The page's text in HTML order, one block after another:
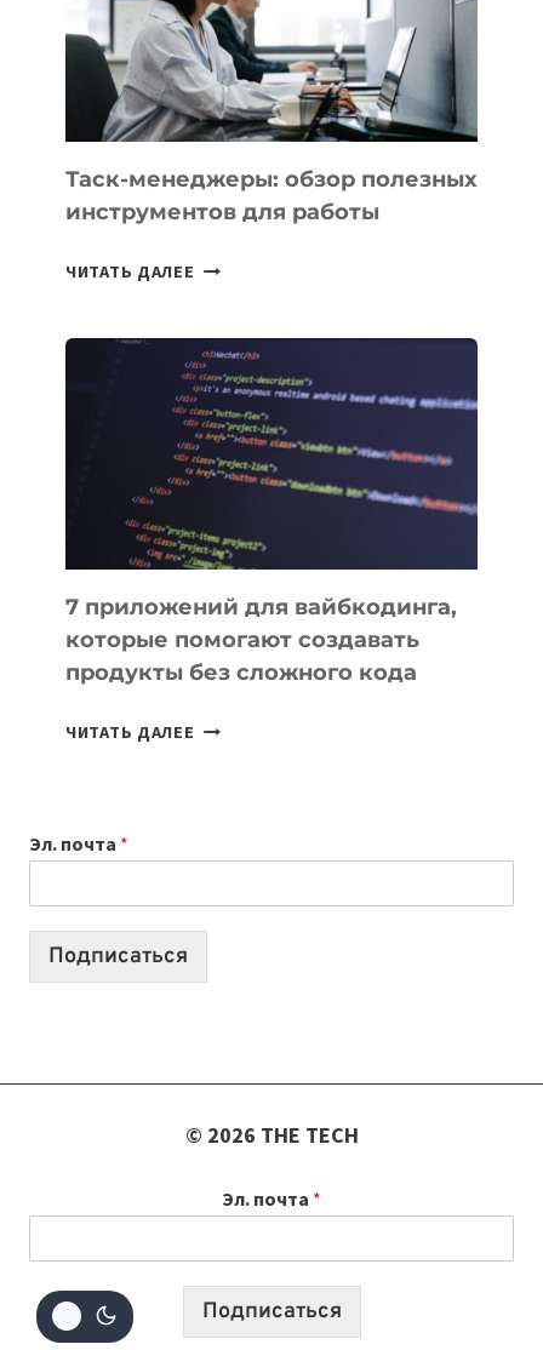
ЗАДАЧИ
ЕМУ
МОЖНО
ПОРУЧИТЬ
УЖЕ
СЕГОДНЯ
Таск-менеджеры: обзор полезных
инструментов для работы
ЧИТАТЬ ДАЛЕЕ ТАСК-
ПОЛЕЗНЫХ
ИНСТРУМЕНТОВ
ДЛЯ
РАБОТЫ
7 приложений для вайбкодинга,
которые помогают создавать
продукты без сложного кода
ЧИТАТЬ ДАЛЕЕ
СОЗДАВАТЬ
ПРОДУКТЫ
Эл. почта *
Подписаться
© 2026 THE TECH
Эл. почта *
Подписаться